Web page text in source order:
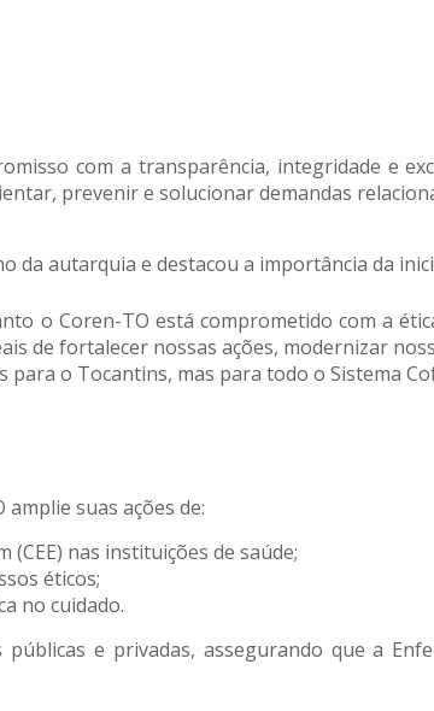
com a transparência, integridade e
prevenir e solucionar demandas
da autarquia e destacou a importância da
o Coren-TO está comprometido com a
de fortalecer nossas ações, modernizar
para o Tocantins, mas para todo o Sistema
suas ações de:
nas instituições de saúde;
éticos;
no cuidado.
e privadas, assegurando que a